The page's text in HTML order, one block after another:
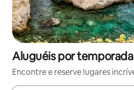
Aluguéis por
Encontre e reserve lugares